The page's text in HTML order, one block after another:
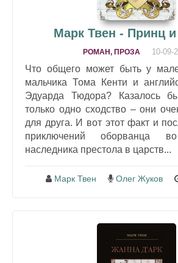
Марк Твен - Принц
РОМАН, ПРОЗА 10-09-
Что общего может быть у
мальчика Тома Кенти и
Эдуарда Тюдора? Казалось
только одно сходство – они
для друга. И вот этот факт и
приключений оборванца
наследника престола в царств...
Марк Твен Олег Жуков